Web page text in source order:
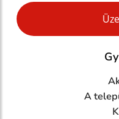
Google reCaptcha
A